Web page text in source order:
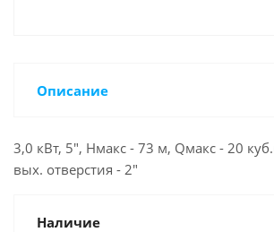
Описание
3,0 кВт, 5", Нмакс - 73 м, Qмакс - 20
вых. отверстия - 2"
Наличие